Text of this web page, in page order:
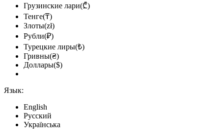
Грузинские лари(₾)
Тенге(₸)
Злоты(zł)
Рубли(₽)
Турецкие лиры(₺)
Гривны(₴)
Доллары($)
Язык:
English
Русский
Українська